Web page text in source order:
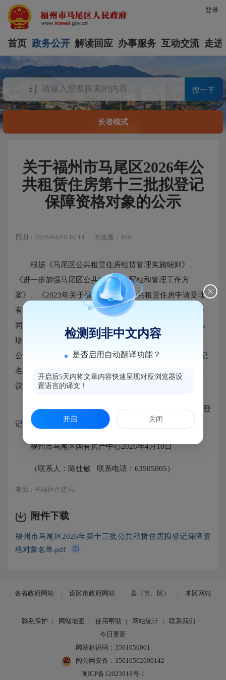
登录
首页 政务公开 解读回应 办事服务 互动交流 走进
搜一下
长者模式
关于福州市马尾区2026年公
共租赁住房第十三批拟登记
保障资格对象的公示
日期：2026-04-10 10:14 浏览量：160
根据《马尾区公共租赁住房租赁管理实施细则》、
《进一步加强马尾区公共租赁住房配租和管理工作方
案》、《2023年关于福州市马尾区公共租赁住房申请受理
有关事项的公告》规定，经街镇、区住建局、区民政局会
同相关部门联合审核认定2026年公共租赁住房第十三批陈
珍秀申请家庭符合公共租赁住房保障资格，现予以公示，
公示期自2026年4月10日至2026年4月17日止，如对拟登记
名单有异议，请在公示期内向我中心提出。公示期满无异
议或经调查异议不成立的，予以登记保障资格。
附件: 福州市马尾区2026年第十三批公共租赁住房拟登
记保障资格对象名单
福州市马尾区国有房产中心2026年4月10日
（联系人：陈仕敏 联系电话：63505005）
来源：马尾区住建局
附件下载
福州市马尾区2026年第十三批公共租赁住房拟登记保障资
格对象名单.pdf
各省政府网站 设区市政府网站 县（市、区） 本区网站
隐私保护 | 网站地图 | 使用帮助 | 网站统计 | 联系我们
|
今日更新
网站标识码：3501050001
闽公网安备：35010502000142
闽ICP备12023918号-1
检测到非中文内容
是否启用自动翻译功能？
开启后5天内将文章内容快速呈现对应浏览器设
置语言的译文！
开启 关闭